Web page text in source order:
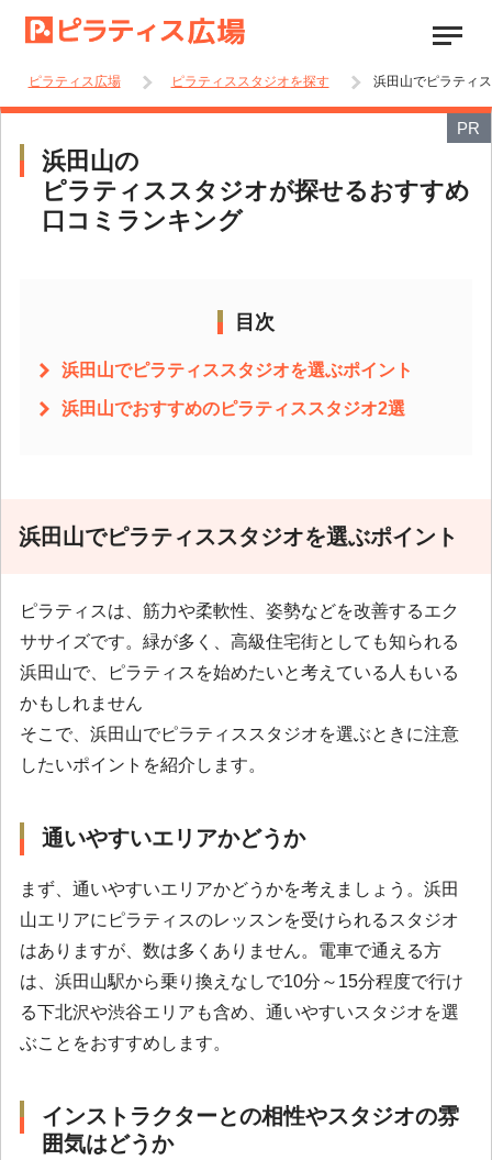
ピラティス広場 ピラティススタジオを探す 浜田山でピラティ
PR
浜田山の
ピラティススタジオが探せるおすすめ
口コミランキング
目次
浜田山でピラティススタジオを選ぶポイント
浜田山でおすすめのピラティススタジオ2選
浜田山でピラティススタジオを選ぶポイント
ピラティスは、筋力や柔軟性、姿勢などを改善するエク
ササイズです。緑が多く、高級住宅街としても知られる
浜田山で、ピラティスを始めたいと考えている人もいる
かもしれません
そこで、浜田山でピラティススタジオを選ぶときに注意
したいポイントを紹介します。
通いやすいエリアかどうか
まず、通いやすいエリアかどうかを考えましょう。浜田
山エリアにピラティスのレッスンを受けられるスタジオ
はありますが、数は多くありません。電車で通える方
は、浜田山駅から乗り換えなしで10分～15分程度で行け
る下北沢や渋谷エリアも含め、通いやすいスタジオを選
ぶことをおすすめします。
インストラクターとの相性やスタジオの雰
囲気はどうか